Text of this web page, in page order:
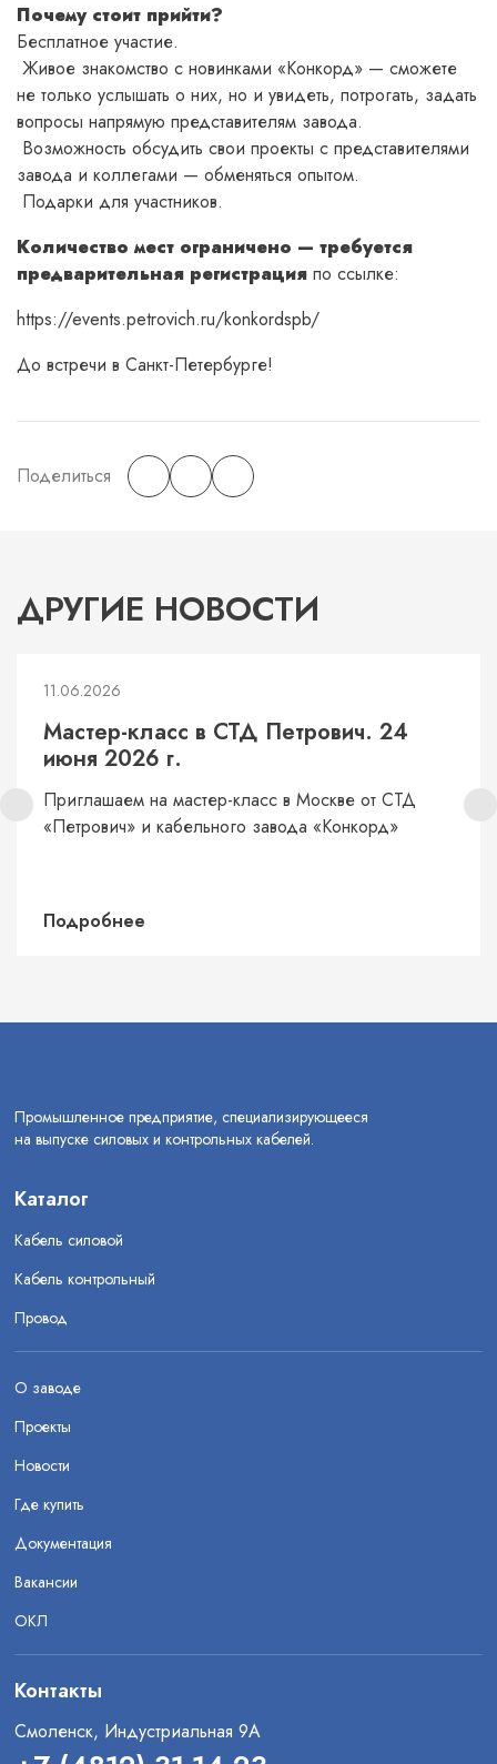
Почему стоит прийти?
Бесплатное участие.
Живое знакомство с новинками «Конкорд» — сможете
не только услышать о них, но и увидеть, потрогать, задать
вопросы напрямую представителям завода.
Возможность обсудить свои проекты с представителями
завода и коллегами — обменяться опытом.
Подарки для участников.
Количество мест ограничено — требуется
предварительная регистрация по ссылке:
https://events.petrovich.ru/konkordspb/
До встречи в Санкт-Петербурге!
Поделиться
ДРУГИЕ НОВОСТИ
11.06.2026
Мастер-класс в СТД Петрович. 24
июня 2026 г.
Приглашаем на мастер-класс в Москве от СТД
«Петрович» и кабельного завода «Конкорд»
Подробнее
Промышленное предприятие, специализирующееся
на выпуске силовых и контрольных кабелей.
Каталог
Кабель силовой
Кабель контрольный
Провод
О заводе
Проекты
Новости
Где купить
Документация
Вакансии
ОКЛ
Контакты
Смоленск, Индустриальная 9А